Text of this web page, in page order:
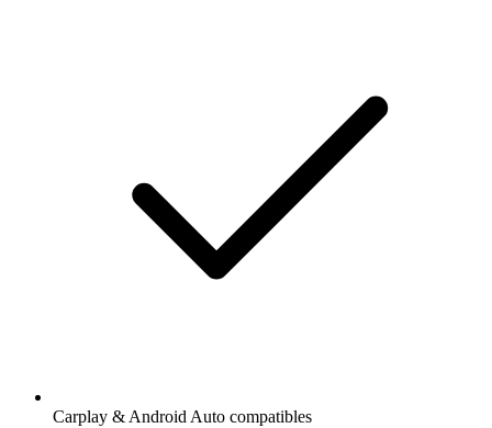
Carplay & Android Auto compatibles